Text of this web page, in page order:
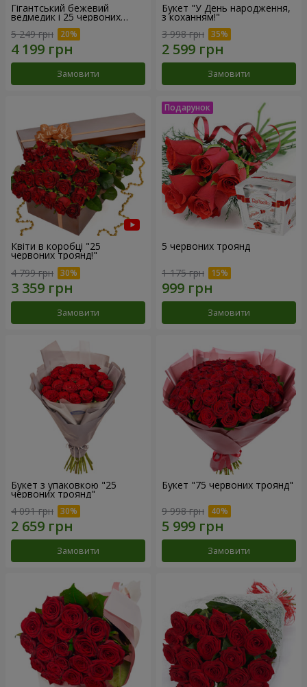
Гігантський бежевий
ведмедик і 25 червоних
троянд
5 249 грн
Замовити
Букет "У День народження,
з коханням!"
3 998 грн
Замовити
Квіти в коробці "25
червоних троянд!"
4 799 грн
Замовити
5 червоних троянд
1 175 грн
Замовити
Букет з упаковкою "25
червоних троянд"
4 091 грн
Замовити
Букет "75 червоних троянд"
9 998 грн
Замовити